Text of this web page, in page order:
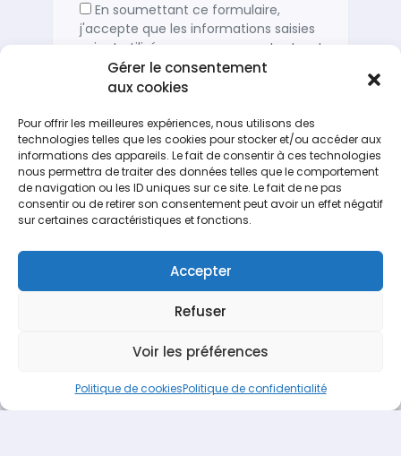
Gérer le consentement
aux cookies
Pour offrir les meilleures expériences, nous utilisons des
technologies telles que les cookies pour stocker et/ou accéder aux
informations des appareils. Le fait de consentir à ces technologies
nous permettra de traiter des données telles que le comportement
de navigation ou les ID uniques sur ce site. Le fait de ne pas
consentir ou de retirer son consentement peut avoir un effet négatif
sur certaines caractéristiques et fonctions.
Accepter
Refuser
Voir les préférences
Politique de cookiesPolitique de confidentialité
En soumettant ce formulaire,
j'accepte que les informations saisies
soient utilisées pour me recontacter. Je
confirme avoir pris connaissance de
notre politique de confidentialité
Facebook Tweet Pin LinkedIn
Espace Recrutement
propulsé fièrement par
Une création
confidentialité